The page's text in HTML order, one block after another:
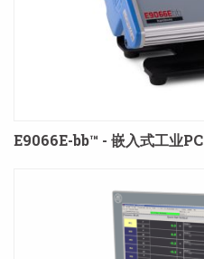
E9066E-bb™ - 嵌入式工业PC